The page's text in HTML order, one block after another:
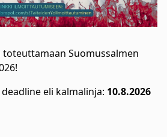
Suomussalmen
eli kalmalinja: 10.8.2026